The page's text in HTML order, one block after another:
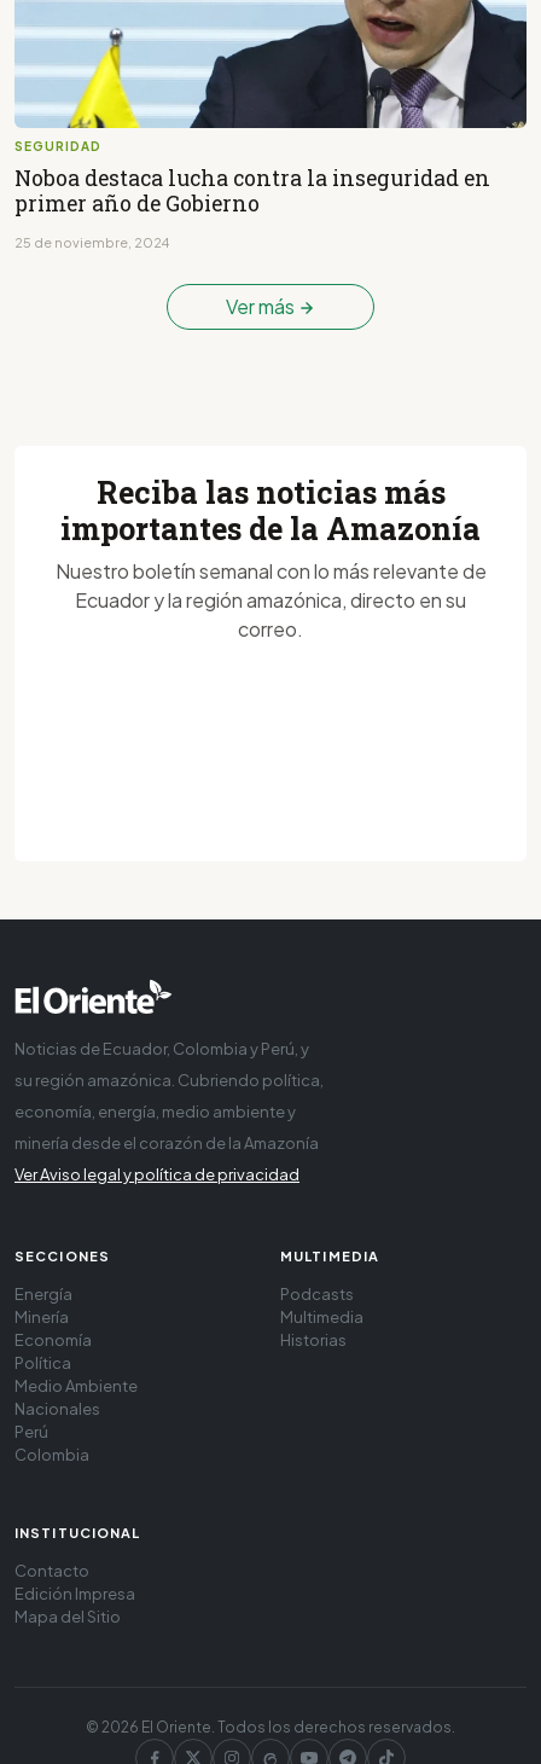
SEGURIDAD
Noboa destaca lucha contra la inseguridad en
primer año de Gobierno
25 de noviembre, 2024
Ver más
Reciba las noticias más
importantes de la Amazonía
Nuestro boletín semanal con lo más relevante de
Ecuador y la región amazónica, directo en su
correo.
Noticias de Ecuador, Colombia y Perú, y
su región amazónica. Cubriendo política,
economía, energía, medio ambiente y
minería desde el corazón de la Amazonía
Ver Aviso legal y política de privacidad
SECCIONES
Energía
Minería
Economía
Política
Medio Ambiente
Nacionales
Perú
Colombia
MULTIMEDIA
Podcasts
Multimedia
Historias
INSTITUCIONAL
Contacto
Edición Impresa
Mapa del Sitio
© 2026 El Oriente. Todos los derechos reservados.